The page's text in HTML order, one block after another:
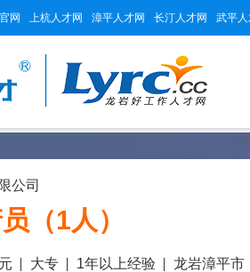
网 上杭人才网 漳平人才网 长汀人才网 武平
公司
（1人）
大专 1年以上经验 龙岩漳平市